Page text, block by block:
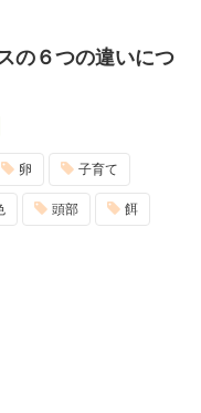
の６つの違いにつ
卵 子育て
頭部 餌